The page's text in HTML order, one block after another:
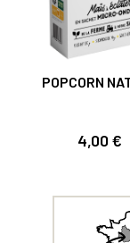
POPCORN
Prix
4,00 €